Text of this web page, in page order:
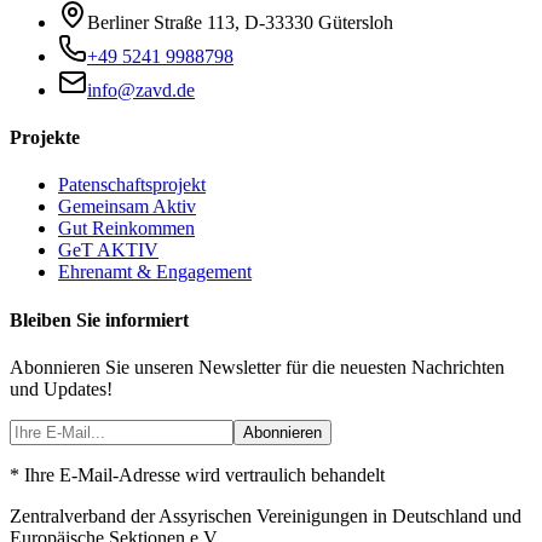
Berliner Straße 113, D-33330 Gütersloh
+49 5241 9988798
info@zavd.de
Projekte
Patenschaftsprojekt
Gemeinsam Aktiv
Gut Reinkommen
GeT AKTIV
Ehrenamt & Engagement
Bleiben Sie informiert
Abonnieren Sie unseren Newsletter für die neuesten Nachrichten
und Updates!
Abonnieren
* Ihre E-Mail-Adresse wird vertraulich behandelt
Zentralverband der Assyrischen Vereinigungen in Deutschland und
Europäische Sektionen e.V.